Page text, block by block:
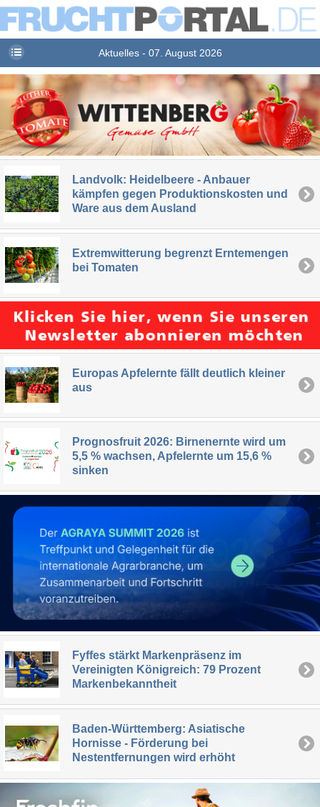
Aktuelles - 07. August 2026
Landvolk: Heidelbeere - Anbauer
kämpfen gegen Produktionskosten und
Ware aus dem Ausland
Extremwitterung begrenzt Erntemengen
bei Tomaten
Europas Apfelernte fällt deutlich kleiner
aus
Prognosfruit 2026: Birnenernte wird um
5,5 % wachsen, Apfelernte um 15,6 %
sinken
Fyffes stärkt Markenpräsenz im
Vereinigten Königreich: 79 Prozent
Markenbekanntheit
Baden-Württemberg: Asiatische
Hornisse - Förderung bei
Nestentfernungen wird erhöht